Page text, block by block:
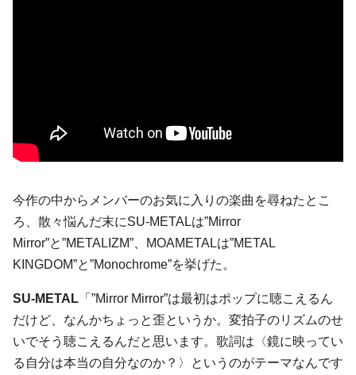
今作の中からメンバーのお気に入りの楽曲を尋ねたとこ
ろ、散々悩んだ末にSU-METALは”Mirror
Mirror”と”METALIZM”、MOAMETALは”METAL
KINGDOM”と”Monochrome”を挙げた。
SU-METAL 「”Mirror Mirror”は最初はポップに聴こえるん
だけど、なんかちょっと歪というか。変拍子のリズムのせ
いでそう聴こえるんだと思います。歌詞は〈鏡に映ってい
る自分は本当の自分なのか？〉というのがテーマなんです